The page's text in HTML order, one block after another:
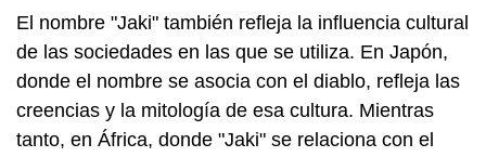
El nombre "Jaki" también refleja la influencia cultural
de las sociedades en las que se utiliza. En Japón,
donde el nombre se asocia con el diablo, refleja las
creencias y la mitología de esa cultura. Mientras
tanto, en África, donde "Jaki" se relaciona con el